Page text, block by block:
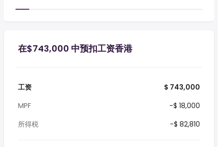
在$743,000 中预扣工资香港
工资
$ 743,000
MPF
-$ 18,000
所得税
-$ 82,810